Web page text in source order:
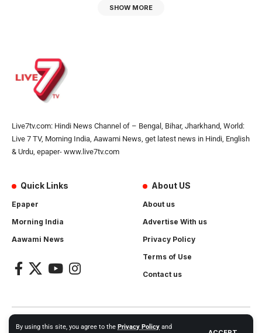
By using this site, you agree to the Privacy Policy and
SHOW MORE
Live7tv.com: Hindi News Channel of – Bengal, Bihar, Jharkhand, World:
Live 7 TV, Morning India, Aawami News, get latest news in Hindi, English
& Urdu, epaper- www.live7tv.com
Quick Links
Epaper
Morning India
Aawami News
About US
About us
Advertise With us
Privacy Policy
Terms of Use
Contact us
2024- All Rights Reserved.Live 7 tv. Website Created by and